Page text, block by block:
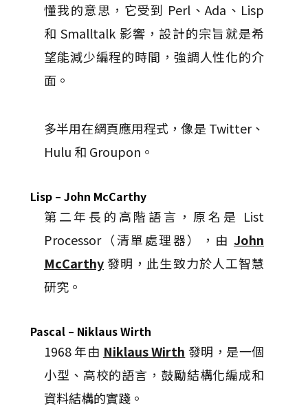
懂我的意思，它受到 Perl、Ada、Lisp
和 Smalltalk 影響，設計的宗旨就是希
望能減少編程的時間，強調人性化的介
面。
多半用在網頁應用程式，像是 Twitter、
Hulu 和 Groupon。
Lisp – John McCarthy
第二年長的高階語言，原名是 List
Processor（清單處理器），由 John
McCarthy發明，此生致力於人工智慧
研究。
Pascal – Niklaus Wirth
1968 年由 Niklaus Wirth 發明，是一個
小型、高校的語言，鼓勵結構化編成和
資料結構的實踐。